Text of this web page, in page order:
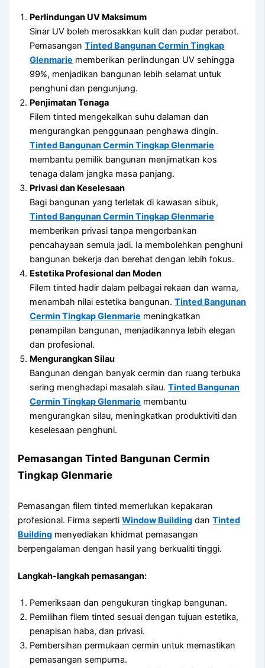
Perlindungan UV Maksimum
Sinar UV boleh merosakkan kulit dan pudar perabot.
PemasanganTinted Bangunan Cermin Tingkap
Glenmarie memberikan perlindungan UV sehingga
99%, menjadikan bangunan lebih selamat untuk
penghuni dan pengunjung.
Penjimatan Tenaga
Filem tinted mengekalkan suhu dalaman dan
mengurangkan penggunaan penghawa dingin.
Tinted Bangunan Cermin Tingkap Glenmarie
membantu pemilik bangunan menjimatkan kos
tenaga dalam jangka masa panjang.
Privasi dan Keselesaan
Bagi bangunan yang terletak di kawasan sibuk,
Tinted Bangunan Cermin Tingkap Glenmarie
memberikan privasi tanpa mengorbankan
pencahayaan semula jadi. Ia membolehkan penghuni
bangunan bekerja dan berehat dengan lebih fokus.
Estetika Profesional dan Moden
Filem tinted hadir dalam pelbagai rekaan dan warna,
menambah nilai estetika bangunan.Tinted Bangunan
Cermin Tingkap Glenmarie meningkatkan
penampilan bangunan, menjadikannya lebih elegan
dan profesional.
Mengurangkan Silau
Bangunan dengan banyak cermin dan ruang terbuka
sering menghadapi masalah silau.Tinted Bangunan
Cermin Tingkap Glenmarie membantu
mengurangkan silau, meningkatkan produktiviti dan
keselesaan penghuni.
PemasanganTinted Bangunan Cermin
Tingkap Glenmarie
Pemasangan filem tinted memerlukan kepakaran
profesional. Firma sepertiWindow Building danTinted
Building menyediakan khidmat pemasangan
berpengalaman dengan hasil yang berkualiti tinggi.
Langkah-langkah pemasangan:
Pemeriksaan dan pengukuran tingkap bangunan.
Pemilihan filem tinted sesuai dengan tujuan estetika,
penapisan haba, dan privasi.
Pembersihan permukaan cermin untuk memastikan
pemasangan sempurna.